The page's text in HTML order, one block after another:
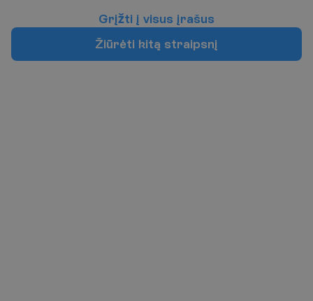
Grįžti į visus įrašus
Žiūrėti kitą straipsnį